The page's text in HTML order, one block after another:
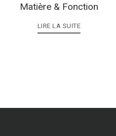
Matière & Fonction
LIRE LA SUITE